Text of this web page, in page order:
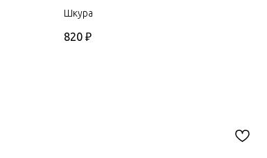
Шкура
820 ₽